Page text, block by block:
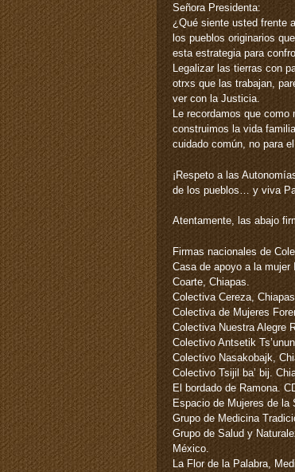
Señora Presidenta:
¿Qué siente usted frente
los pueblos originarios
esta estrategia para
Legalizar las tierras con
otrxs que las trabajan,
ver con la Justicia.
Le recordamos que
construimos la vida
cuidado común, no para
¡Respeto a las
de los pueblos… y viva
Atentamente, las abajo
Firmas nacionales de
Casa de apoyo a la
Coarte, Chiapas.
Colectiva Cereza,
Colectiva de Mujeres
Colectiva Nuestra Alegre
Colectivo Antsetik
Colectivo Nasakobajk,
Colectivo Tsijil ba’ bij.
El bordado de Ramona.
Espacio de Mujeres de la
Grupo de Medicina
Grupo de Salud y
México.
La Flor de la Palabra,